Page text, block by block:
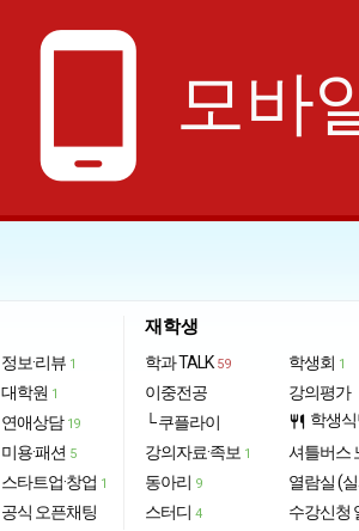
phone_android 모바
정보·리뷰 1
대학원 1
연애상담 19
미용·패션 5
스타트업·창업 1
공식 오픈채팅
재학생
학과 TALK 59
이중전공
└ 쿠플라이
강의자료·족보 1
동아리 9
스터디 4
학생회 1
강의평가
restaurant 학생
셔틀버스
열람실 (
수강신청